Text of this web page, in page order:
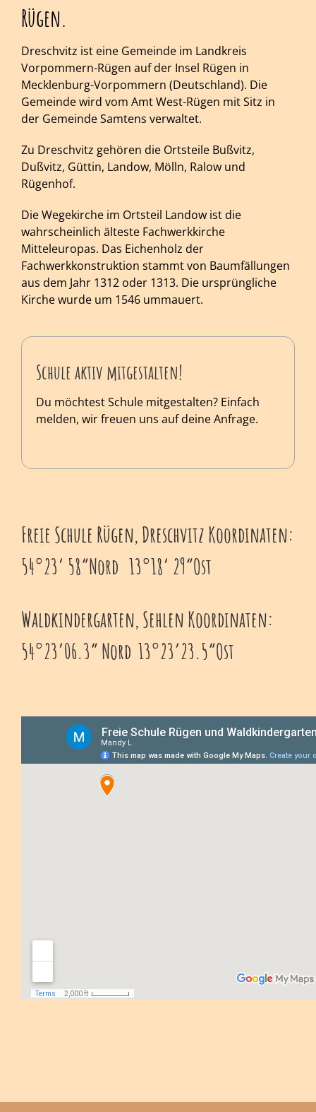
Rügen.
Dreschvitz ist eine Gemeinde im Landkreis
Vorpommern-Rügen auf der Insel Rügen in
Mecklenburg-Vorpommern (Deutschland). Die
Gemeinde wird vom Amt West-Rügen mit Sitz in
der Gemeinde Samtens verwaltet.
Zu Dreschvitz gehören die Ortsteile Bußvitz,
Dußvitz, Güttin, Landow, Mölln, Ralow und
Rügenhof.
Die Wegekirche im Ortsteil Landow ist die
wahrscheinlich älteste Fachwerkkirche
Mitteleuropas. Das Eichenholz der
Fachwerkkonstruktion stammt von Baumfällungen
aus dem Jahr 1312 oder 1313. Die ursprüngliche
Kirche wurde um 1546 ummauert.
Schule aktiv mitgestalten!
Du möchtest Schule mitgestalten? Einfach
melden, wir freuen uns auf deine Anfrage.
Freie Schule Rügen, Dreschvitz Koordinaten:
54°23‘ 58“Nord 13°18‘ 29“Ost
Waldkindergarten, Sehlen Koordinaten:
54°23’06.3“ Nord 13°23’23.5“Ost